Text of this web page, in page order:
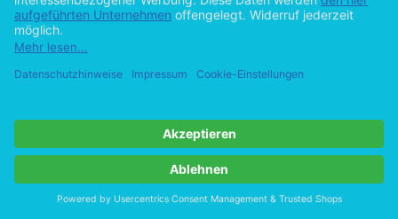
Hilfe/FAQ
Impressum
Datenschutz
AGB
Vertrag widerrufen
Copyright ©Imprint in der Bedey & Thoms Media GmbH
byOpen Publishing